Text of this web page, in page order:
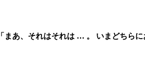
「まあ、それはそれは … 。 いまどちら